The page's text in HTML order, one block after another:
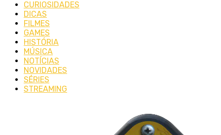
CURIOSIDADES
DICAS
FILMES
GAMES
HISTÓRIA
MÚSICA
NOTÍCIAS
NOVIDADES
SÉRIES
STREAMING